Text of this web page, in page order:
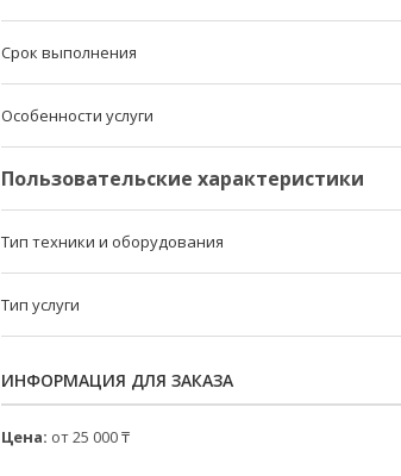
Срок выполнения
Особенности услуги
Пользовательские характеристики
Тип техники и оборудования
Тип услуги
ИНФОРМАЦИЯ ДЛЯ ЗАКАЗА
Цена: от 25 000 ₸